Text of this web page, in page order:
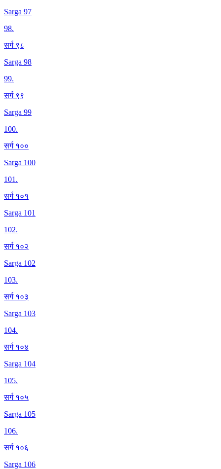
Sarga 97
98.
सर्ग ९८
Sarga 98
99.
सर्ग ९९
Sarga 99
100.
सर्ग १००
Sarga 100
101.
सर्ग १०१
Sarga 101
102.
सर्ग १०२
Sarga 102
103.
सर्ग १०३
Sarga 103
104.
सर्ग १०४
Sarga 104
105.
सर्ग १०५
Sarga 105
106.
सर्ग १०६
Sarga 106